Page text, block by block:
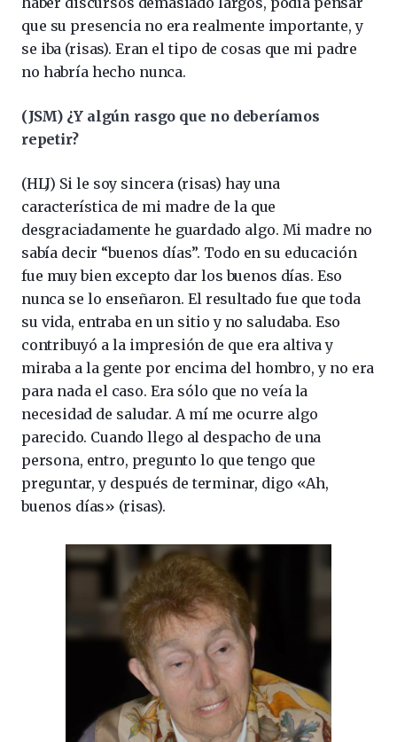
que su presencia no era realmente importante, y
se iba (risas). Eran el tipo de cosas que mi padre
no habría hecho nunca.
(JSM) ¿Y algún rasgo que no deberíamos
repetir?
(HLJ) Si le soy sincera (risas) hay una
característica de mi madre de la que
desgraciadamente he guardado algo. Mi madre no
sabía decir “buenos días”. Todo en su educación
fue muy bien excepto dar los buenos días. Eso
nunca se lo enseñaron. El resultado fue que toda
su vida, entraba en un sitio y no saludaba. Eso
contribuyó a la impresión de que era altiva y
miraba a la gente por encima del hombro, y no era
para nada el caso. Era sólo que no veía la
necesidad de saludar. A mí me ocurre algo
parecido. Cuando llego al despacho de una
persona, entro, pregunto lo que tengo que
preguntar, y después de terminar, digo «Ah,
buenos días» (risas).